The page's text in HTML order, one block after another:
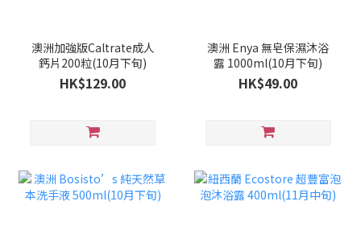
澳洲加強版Caltrate成人
鈣片200粒(10月下旬)
HK$129.00
澳洲 Enya 無皂保濕沐浴
露 1000ml(10月下旬)
HK$49.00